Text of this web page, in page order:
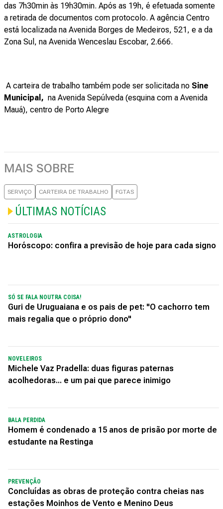
das 7h30min às 19h30min. Após as 19h, é efetuada somente
a retirada de documentos com protocolo. A agência Centro
está localizada na Avenida Borges de Medeiros, 521, e a da
Zona Sul, na Avenida Wenceslau Escobar, 2.666.
A carteira de trabalho também pode ser solicitada no Sine
Municipal, na Avenida Sepúlveda (esquina com a Avenida
Mauá), centro de Porto Alegre
MAIS SOBRE
SERVIÇO CARTEIRA DE TRABALHO FGTAS
ÚLTIMAS NOTÍCIAS
ASTROLOGIA
Horóscopo: confira a previsão de hoje para cada signo
SÓ SE FALA NOUTRA COISA!
Guri de Uruguaiana e os pais de pet: "O cachorro tem
mais regalia que o próprio dono"
NOVELEIROS
Michele Vaz Pradella: duas figuras paternas
acolhedoras... e um pai que parece inimigo
BALA PERDIDA
Homem é condenado a 15 anos de prisão por morte de
estudante na Restinga
PREVENÇÃO
Concluídas as obras de proteção contra cheias nas
estações Moinhos de Vento e Menino Deus